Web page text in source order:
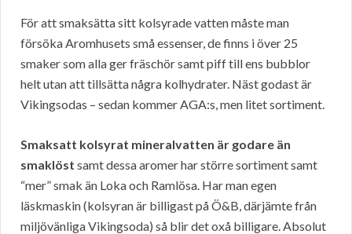
För att smaksätta sitt kolsyrade vatten måste man
försöka Aromhusets små essenser, de finns i över 25
smaker som alla ger fräschör samt piff till ens bubblor
helt utan att tillsätta några kolhydrater. Näst godast är
Vikingsodas – sedan kommer AGA:s, men litet sortiment.
Smaksatt kolsyrat mineralvatten är godare än
smaklöst samt dessa aromer har större sortiment samt
“mer” smak än Loka och Ramlösa. Har man egen
läskmaskin (kolsyran är billigast på Ö&B, därjämte från
miljövänliga Vikingsoda) så blir det oxå billigare. Absolut